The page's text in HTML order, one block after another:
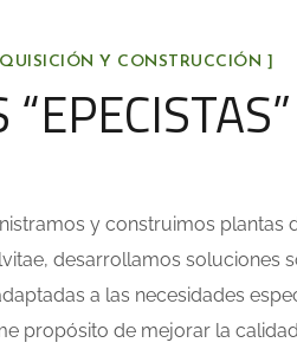
Y CONSTRUCCIÓN ]
y construimos plantas
desarrollamos soluciones
a las necesidades
propósito de mejorar la